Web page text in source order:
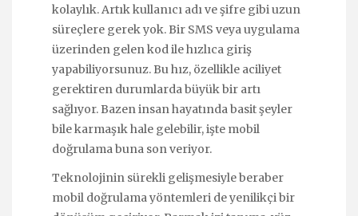
kolaylık. Artık kullanıcı adı ve şifre gibi uzun
süreçlere gerek yok. Bir SMS veya uygulama
üzerinden gelen kod ile hızlıca giriş
yapabiliyorsunuz. Bu hız, özellikle aciliyet
gerektiren durumlarda büyük bir artı
sağlıyor. Bazen insan hayatında basit şeyler
bile karmaşık hale gelebilir, işte mobil
doğrulama buna son veriyor.
Teknolojinin sürekli gelişmesiyle beraber
mobil doğrulama yöntemleri de yenilikçi bir